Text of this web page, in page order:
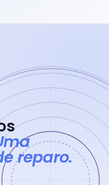
reparo.